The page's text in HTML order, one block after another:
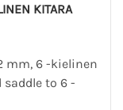
KITARA
mm, 6 -kielinen
saddle to 6 -